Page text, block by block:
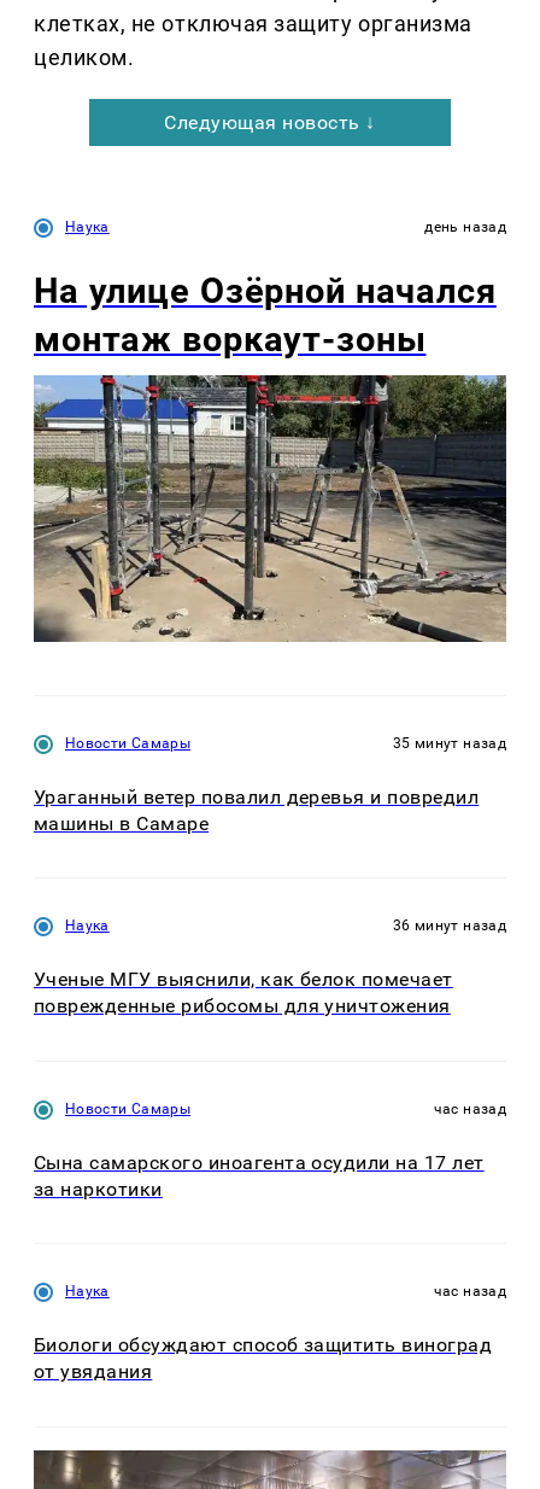
клетках, не отключая защиту организма
целиком.
Следующая новость ↓
Наука день назад
На улице Озëрной начался
монтаж воркаут-зоны
Новости Самары 35 минут назад
Ураганный ветер повалил деревья и повредил
машины в Самаре
Наука 36 минут назад
Ученые МГУ выяснили, как белок помечает
поврежденные рибосомы для уничтожения
Новости Самары час назад
Сына самарского иноагента осудили на 17 лет
за наркотики
Наука час назад
Биологи обсуждают способ защитить виноград
от увядания